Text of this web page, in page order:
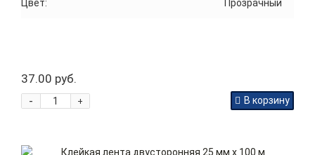
Цвет: Прозрачный
37.00 руб.
+
- В корзину